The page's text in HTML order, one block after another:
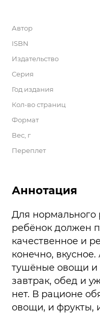
Автор
ISBN
Издательство
Серия
Год издания
Кол-во страниц
Формат
Вес, г
Переплет
Аннотация
Для нормального
ребёнок должен
качественное и
конечно,
тушёные овощи и
завтрак, обед и
нет. В рационе
овощи, и фрукты,